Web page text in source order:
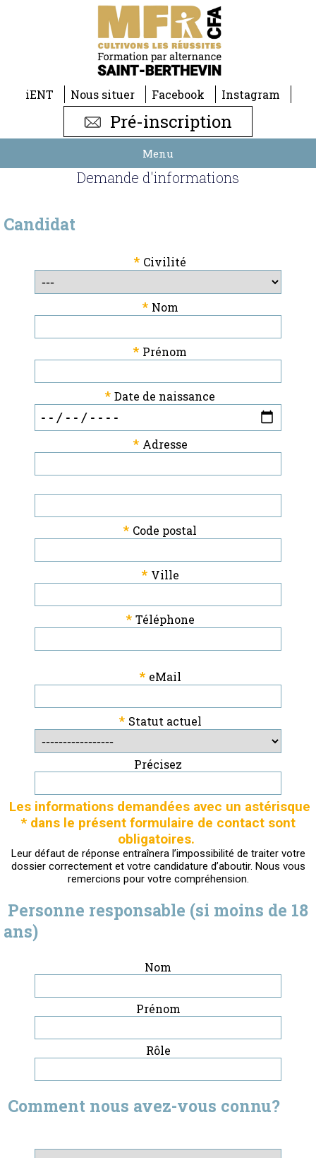
iENT Nous situer Facebook Instagram
Pré-inscription
Menu
Demande d'informations
Candidat
* Civilité
* Nom
* Prénom
* Date de naissance
* Adresse
* Code postal
* Ville
* Téléphone
* eMail
* Statut actuel
Précisez
Les informations demandées avec un astérisque
* dans le présent formulaire de contact sont
obligatoires.
Leur défaut de réponse entraînera l’impossibilité de traiter votre
dossier correctement et votre candidature d’aboutir. Nous vous
remercions pour votre compréhension.
Personne responsable (si moins de 18
ans)
Nom
Prénom
Rôle
Comment nous avez-vous connu?